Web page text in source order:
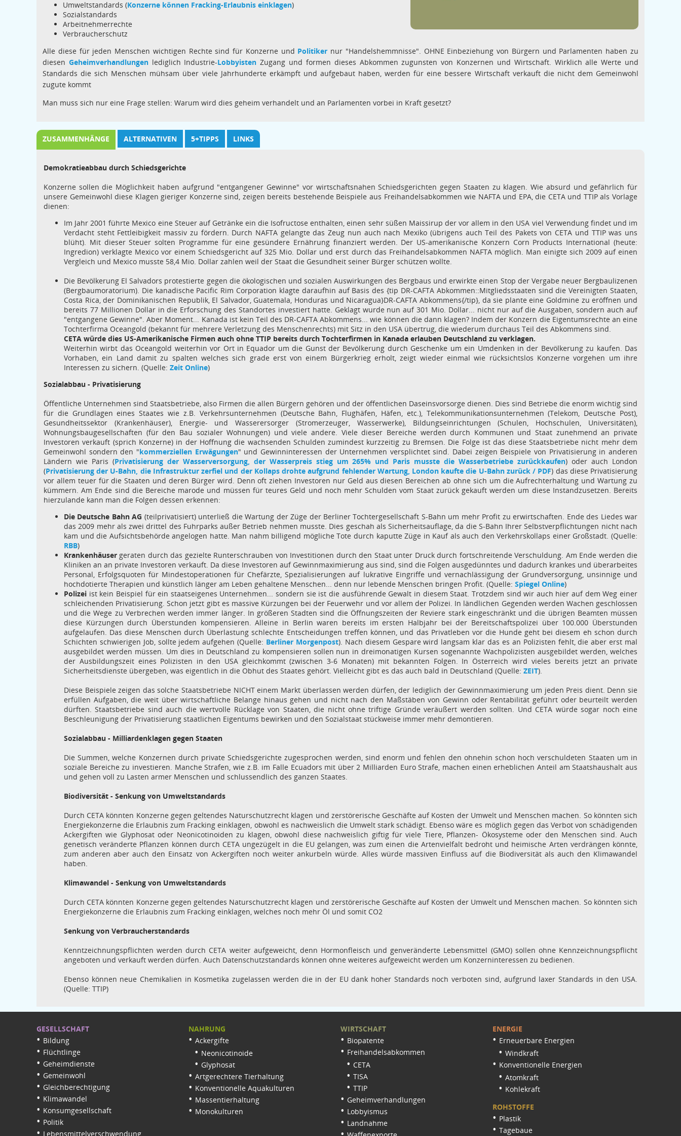
Umweltstandards (Konzerne können Fracking-Erlaubnis einklagen)
Sozialstandards
Arbeitnehmerrechte
Verbraucherschutz
Alle diese für jeden Menschen wichtigen Rechte sind für Konzerne und Politiker nur "Handelshemmnisse". OHNE Einbeziehung von Bürgern und Parlamenten haben zu
diesen Geheimverhandlungenlediglich Industrie-Lobbyisten Zugang und formen dieses Abkommen zugunsten von Konzernen und Wirtschaft. Wirklich alle Werte und
Standards die sich Menschen mühsam über viele Jahrhunderte erkämpft und aufgebaut haben, werden für eine bessere Wirtschaft verkauft die nicht dem Gemeinwohl
zugute kommt
Man muss sich nur eine Frage stellen: Warum wird dies geheim verhandelt und an Parlamenten vorbei in Kraft gesetzt?
ZUSAMMENHÄNGE ALTERNATIVEN 5+TIPPS LINKS
Demokratieabbau durch Schiedsgerichte
Konzerne sollen die Möglichkeit haben aufgrund "entgangener Gewinne" vor wirtschaftsnahen Schiedsgerichten gegen Staaten zu klagen. Wie absurd und gefährlich für
unsere Gemeinwohl diese Klagen gieriger Konzerne sind, zeigen bereits bestehende Beispiele aus Freihandelsabkommen wie NAFTA und EPA, die CETA und TTIP als Vorlage
dienen:
Im Jahr 2001 führte Mexico eine Steuer auf Getränke ein die Isofructose enthalten, einen sehr süßen Maissirup der vor allem in den USA viel Verwendung findet und im
Verdacht steht Fettleibigkeit massiv zu fördern. Durch NAFTA gelangte das Zeug nun auch nach Mexiko (übrigens auch Teil des Pakets von CETA und TTIP was uns
blüht). Mit dieser Steuer solten Programme für eine gesündere Ernährung finanziert werden. Der US-amerikanische Konzern Corn Products International (heute:
Ingredion) verklagte Mexico vor einem Schiedsgericht auf 325 Mio. Dollar und erst durch das Freihandelsabkommen NAFTA möglich. Man einigte sich 2009 auf einen
Vergleich und Mexico musste 58,4 Mio. Dollar zahlen weil der Staat die Gesundheit seiner Bürger schützen wollte.
Die Bevölkerung El Salvadors protestierte gegen die ökologischen und sozialen Auswirkungen des Bergbaus und erwirkte einen Stop der Vergabe neuer Bergbaulizenen
(Bergbaumoratorium). Die kanadische Pacific Rim Corporation klagte daraufhin auf Basis des {tip DR-CAFTA Abkommen::Mitgliedsstaaten sind die Vereinigten Staaten,
Costa Rica, der Dominikanischen Republik, El Salvador, Guatemala, Honduras und Nicaragua}DR-CAFTA Abkommens{/tip}, da sie plante eine Goldmine zu eröffnen und
bereits 77 Millionen Dollar in die Erforschung des Standortes investiert hatte. Geklagt wurde nun auf 301 Mio. Dollar... nicht nur auf die Ausgaben, sondern auch auf
"entgangene Gewinne". Aber Moment... Kanada ist kein Teil des DR-CAFTA Abkommens... wie können die dann klagen? Indem der Konzern die Eigentumsrechte an eine
Tochterfirma Oceangold (bekannt für mehrere Verletzung des Menschenrechts) mit Sitz in den USA übertrug, die wiederum durchaus Teil des Abkommens sind.
CETA würde dies US-Amerikanische Firmen auch ohne TTIP bereits durch Tochterfirmen in Kanada erlauben Deutschland zu verklagen.
Weiterhin wirbt das Oceangold weiterhin vor Ort in Equador um die Gunst der Bevölkerung durch Geschenke um ein Umdenken in der Bevölkerung zu kaufen. Das
Vorhaben, ein Land damit zu spalten welches sich grade erst von einem Bürgerkrieg erholt, zeigt wieder einmal wie rücksichtslos Konzerne vorgehen um ihre
Interessen zu sichern. (Quelle: Zeit Online)
Sozialabbau - Privatisierung
Öffentliche Unternehmen sind Staatsbetriebe, also Firmen die allen Bürgern gehören und der öffentlichen Daseinsvorsorge dienen. Dies sind Betriebe die enorm wichtig sind
für die Grundlagen eines Staates wie z.B. Verkehrsunternehmen (Deutsche Bahn, Flughäfen, Häfen, etc.), Telekommunikationsunternehmen (Telekom, Deutsche Post),
Gesundheitssektor (Krankenhäuser), Energie- und Wasserersorger (Stromerzeuger, Wasserwerke), Bildungseinrichtungen (Schulen, Hochschulen, Universitäten),
Wohnungsbaugesellschaften (für den Bau sozialer Wohnungen) und viele andere. Viele dieser Bereiche werden durch Kommunen und Staat zunehmend an private
Investoren verkauft (sprich Konzerne) in der Hoffnung die wachsenden Schulden zumindest kurzzeitig zu Bremsen. Die Folge ist das diese Staatsbetriebe nicht mehr dem
Gemeinwohl sondern den "kommerziellen Erwägungen" und Gewinninteressen der Unternehmen versplichtet sind. Dabei zeigen Beispiele von Privatisierung in anderen
Ländern wie Paris (Privatisierung der Wasserversorgung, der Wasserpreis stieg um 265% und Paris musste die Wasserbetriebe zurückkaufen) oder auch London
(Privatisierung der U-Bahn, die Infrastruktur zerfiel und der Kollaps drohte aufgrund fehlender Wartung, London kaufte die U-Bahn zurück / PDF) das diese Privatisierung
vor allem teuer für die Staaten und deren Bürger wird. Denn oft ziehen Investoren nur Geld aus diesen Bereichen ab ohne sich um die Aufrechterhaltung und Wartung zu
kümmern. Am Ende sind die Bereiche marode und müssen für teures Geld und noch mehr Schulden vom Staat zurück gekauft werden um diese Instandzusetzen. Bereits
hierzulande kann man die Folgen dessen erkennen:
Die Deutsche Bahn AG (teilprivatisiert) unterließ die Wartung der Züge der Berliner Tochtergesellschaft S-Bahn um mehr Profit zu erwirtschaften. Ende des Liedes war
das 2009 mehr als zwei drittel des Fuhrparks außer Betrieb nehmen musste. Dies geschah als Sicherheitsauflage, da die S-Bahn Ihrer Selbstverpflichtungen nicht nach
kam und die Aufsichtsbehörde angelogen hatte. Man nahm billigend mögliche Tote durch kaputte Züge in Kauf als auch den Verkehrskollaps einer Großstadt. (Quelle:
RBB)
Krankenhäuser geraten durch das gezielte Runterschrauben von Investitionen durch den Staat unter Druck durch fortschreitende Verschuldung. Am Ende werden die
Kliniken an an private Investoren verkauft. Da diese Investoren auf Gewinnmaximierung aus sind, sind die Folgen ausgedünntes und dadurch krankes und überarbeites
Personal, Erfolgsquoten für Mindestoperationen für Chefärzte, Spezialisierungen auf lukrative Eingriffe und vernachlässigung der Grundversorgung, unsinnige und
hochdotierte Therapien und künstlich länger am Leben gehaltene Menschen... denn nur lebende Menschen bringen Profit. (Quelle: Spiegel Online)
Polizei ist kein Beispiel für ein staatseigenes Unternehmen... sondern sie ist die ausführende Gewalt in diesem Staat. Trotzdem sind wir auch hier auf dem Weg einer
schleichenden Privatisierung. Schon jetzt gibt es massive Kürzungen bei der Feuerwehr und vor allem der Polizei. In ländlichen Gegenden werden Wachen geschlossen
und die Wege zu Verbrechen werden immer länger. In größeren Stadten sind die Öffnungszeiten der Reviere stark eingeschränkt und die übrigen Beamten müssen
diese Kürzungen durch Überstunden kompensieren. Alleine in Berlin waren bereits im ersten Halbjahr bei der Bereitschaftspolizei über 100.000 Überstunden
aufgelaufen. Das diese Menschen durch Überlastung schlechte Entscheidungen treffen können, und das Privatleben vor die Hunde geht bei diesem eh schon durch
Schichten schwierigen Job, sollte jedem aufgehen (Quelle: Berliner Morgenpost). Nach diesem Gespare wird langsam klar das es an Polizisten fehlt, die aber erst mal
ausgebildet werden müssen. Um dies in Deutschland zu kompensieren sollen nun in dreimonatigen Kursen sogenannte Wachpolizisten ausgebildet werden, welches
der Ausbildungszeit eines Polizisten in den USA gleichkommt (zwischen 3-6 Monaten) mit bekannten Folgen. In Österreich wird vieles bereits jetzt an private
Sicherheitsdienste übergeben, was eigentlich in die Obhut des Staates gehört. Vielleicht gibt es das auch bald in Deutschland (Quelle: ZEIT).
Diese Beispiele zeigen das solche Staatsbetriebe NICHT einem Markt überlassen werden dürfen, der lediglich der Gewinnmaximierung um jeden Preis dient. Denn sie
erfüllen Aufgaben, die weit über wirtschaftliche Belange hinaus gehen und nicht nach den Maßstäben von Gewinn oder Rentabilität geführt oder beurteilt werden
dürften. Staatsbetriebe sind auch die wertvolle Rücklage von Staaten, die nicht ohne triftige Gründe veräußert werden sollten. Und CETA würde sogar noch eine
Beschleunigung der Privatisierung staatlichen Eigentums bewirken und den Sozialstaat stückweise immer mehr demontieren.
Sozialabbau - Milliardenklagen gegen Staaten
Die Summen, welche Konzernen durch private Schiedsgerichte zugesprochen werden, sind enorm und fehlen den ohnehin schon hoch verschuldeten Staaten um in
soziale Bereiche zu investieren. Manche Strafen, wie z.B. im Falle Ecuadors mit über 2 Milliarden Euro Strafe, machen einen erheblichen Anteil am Staatshaushalt aus
und gehen voll zu Lasten armer Menschen und schlussendlich des ganzen Staates.
Biodiversität - Senkung von Umweltstandards
Durch CETA könnten Konzerne gegen geltendes Naturschutzrecht klagen und zerstörerische Geschäfte auf Kosten der Umwelt und Menschen machen. So könnten sich
Energiekonzerne die Erlaubnis zum Fracking einklagen, obwohl es nachweislich die Umwelt stark schädigt. Ebenso wäre es möglich gegen das Verbot von schädigenden
Ackergiften wie Glyphosat oder Neonicotinoiden zu klagen, obwohl diese nachweislich giftig für viele Tiere, Pflanzen- Ökosysteme oder den Menschen sind. Auch
genetisch veränderte Pflanzen können durch CETA ungezügelt in die EU gelangen, was zum einen die Artenvielfalt bedroht und heimische Arten verdrängen könnte,
zum anderen aber auch den Einsatz von Ackergiften noch weiter ankurbeln würde. Alles würde massiven Einfluss auf die Biodiversität als auch den Klimawandel
haben.
Klimawandel - Senkung von Umweltstandards
Durch CETA könnten Konzerne gegen geltendes Naturschutzrecht klagen und zerstörerische Geschäfte auf Kosten der Umwelt und Menschen machen. So könnten sich
Energiekonzerne die Erlaubnis zum Fracking einklagen, welches noch mehr Öl und somit CO2
Senkung von Verbraucherstandards
Kenntzeichnungspflichten werden durch CETA weiter aufgeweicht, denn Hormonfleisch und genveränderte Lebensmittel (GMO) sollen ohne Kennzeichnungspflicht
angeboten und verkauft werden dürfen. Auch Datenschutzstandards können ohne weiteres aufgeweicht werden um Konzerninteressen zu bedienen.
Ebenso können neue Chemikalien in Kosmetika zugelassen werden die in der EU dank hoher Standards noch verboten sind, aufgrund laxer Standards in den USA.
(Quelle: TTIP)
GESELLSCHAFT
Bildung
Flüchtlinge
Geheimdienste
Gemeinwohl
Gleichberechtigung
Klimawandel
Konsumgesellschaft
Politik
Lebensmittelverschwendung
NAHRUNG
Ackergifte
Neonicotinoide
Glyphosat
Artgerechtere Tierhaltung
Konventionelle Aquakulturen
Massentierhaltung
Monokulturen
WIRTSCHAFT
Biopatente
Freihandelsabkommen
CETA
TISA
TTIP
Geheimverhandlungen
Lobbyismus
Landnahme
ENERGIE
Erneuerbare Energien
Windkraft
Konventionelle Energien
Atomkraft
Kohlekraft
ROHSTOFFE
Plastik
Tagebaue